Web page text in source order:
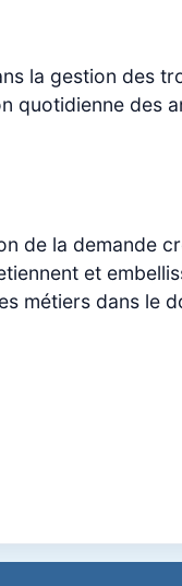
la gestion des
quotidienne des
de la demande
et
métiers dans le